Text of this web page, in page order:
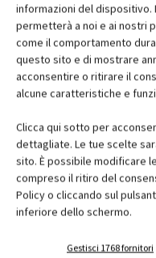
informazioni del
permetterà a noi e ai nostri
come il comportamento
questo sito e di mostrare
acconsentire o ritirare il
alcune caratteristiche e
Clicca qui sotto per
dettagliate. Le tue scelte
sito. È possibile modificare
compreso il ritiro del
Policy o cliccando sul
inferiore dello schermo.
Gestisci 1768 fornitori